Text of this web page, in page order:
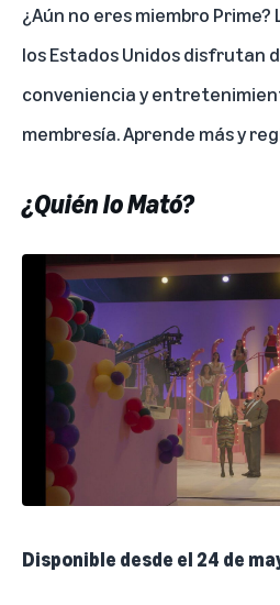
¿Aún no eres miembro Prime?
los Estados Unidos disfrutan
conveniencia y
membresía.Aprende más y
¿Quién lo Mató?
Disponible desde el 24 de